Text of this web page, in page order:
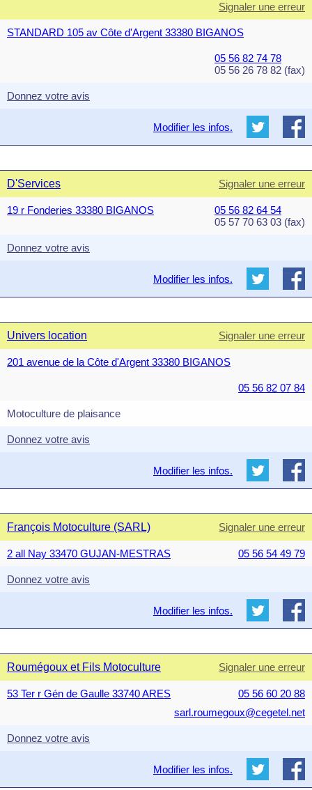
Signaler une erreur
STANDARD 105 av Côte d'Argent 33380 BIGANOS
05 56 82 74 78
05 56 26 78 82 (fax)
Donnez votre avis
Modifier les infos.
D'Services Signaler une erreur
19 r Fonderies 33380 BIGANOS
05 56 82 64 54
05 57 70 63 03 (fax)
Donnez votre avis
Modifier les infos.
Univers location Signaler une erreur
201 avenue de la Côte d'Argent 33380 BIGANOS
05 56 82 07 84
Motoculture de plaisance
Donnez votre avis
Modifier les infos.
François Motoculture (SARL) Signaler une erreur
2 all Nay 33470 GUJAN-MESTRAS 05 56 54 49 79
Donnez votre avis
Modifier les infos.
Roumégoux et Fils Motoculture Signaler une erreur
53 Ter r Gén de Gaulle 33740 ARES
05 56 60 20 88
sarl.roumegoux@cegetel.net
Donnez votre avis
Modifier les infos.